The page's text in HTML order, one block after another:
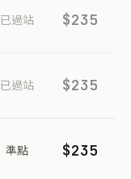
已過站 $235
已過站 $235
準點 $235